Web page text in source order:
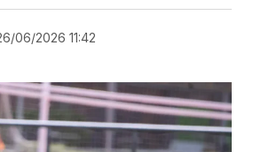
06/2026 11:42